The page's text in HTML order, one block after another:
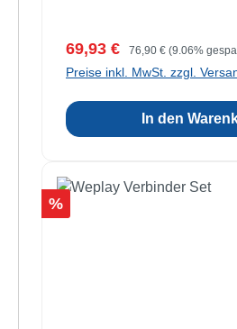
Verkaufspreis:
69,93 € Regulärer Preis:
76,90 € (9.06%
Preise inkl. MwSt. zzgl.
In den
Rabatt
%